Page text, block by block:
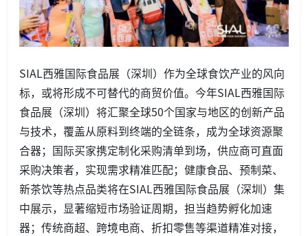
SIAL西雅国际食品展（深圳）作为全球食饮产业的风向
标，或将形成不可替代的商贸价值。今年SIAL西雅国际
食品展（深圳）将汇聚全球50个国家与地区的创新产品
与技术，覆盖从原料到终端的全链条，成为全球资源聚
合器；国际买家携定制化采购清单到场，供应商可直面
采购决策者，实现需求精准匹配；健康食品、预制菜、
新茶饮等热点品类将在SIAL西雅国际食品展（深圳）集
中展示，显著缩短市场验证周期，担当趋势孵化加速
器；传统商超、跨境电商、折扣零售等渠道精准对接，